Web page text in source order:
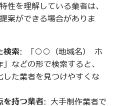
性を理解している業者は、
案ができる場合がありま
検索: 「○○（地域名） ホ
などの形で検索すると、
した業者を見つけやすくな
を持つ業者: 大手制作業者で